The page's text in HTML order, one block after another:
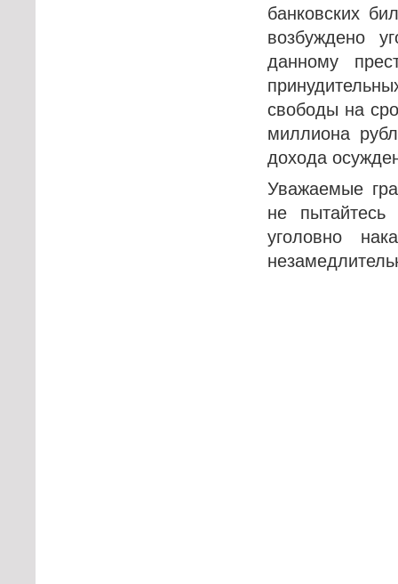
банковских
возбуждено
данному
свободы на
миллиона
дохода
Уважаемые
не
уголовно